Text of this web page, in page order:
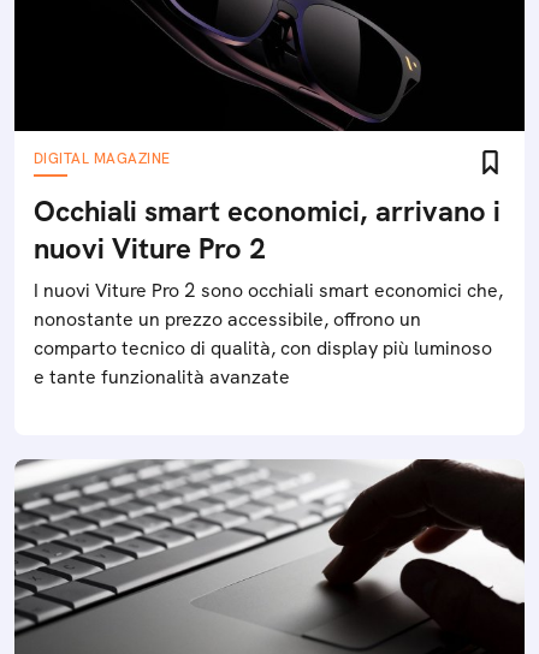
DIGITAL MAGAZINE
Occhiali smart economici, arrivano i
nuovi Viture Pro 2
I nuovi Viture Pro 2 sono occhiali smart economici che,
nonostante un prezzo accessibile, offrono un
comparto tecnico di qualità, con display più luminoso
e tante funzionalità avanzate